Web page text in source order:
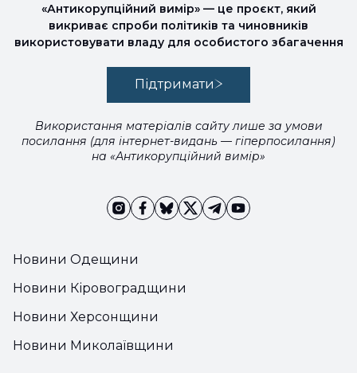
Новини Одещини
Новини Кіровоградщини
Новини Херсонщини
Новини Миколаївщини
«Антикорупційний вимір» — це проєкт, який
викриває спроби політиків та чиновників
використовувати владу для особистого збагачення
Підтримати
Використання матеріалів сайту лише за умови
посилання (для інтернет-видань — гіперпосилання)
на «Антикорупційний вимір»